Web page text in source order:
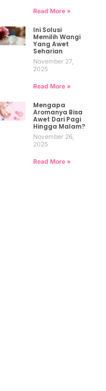
Read More »
Ini Solusi
Memilih Wangi
Yang Awet
Seharian
November 27,
2025
Read More »
Mengapa
Aromanya Bisa
Awet Dari Pagi
Hingga Malam?
November 26,
2025
Read More »